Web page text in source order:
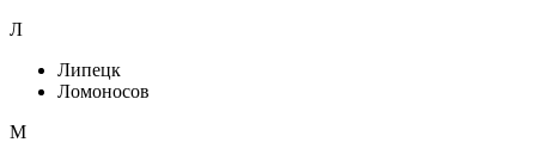
Л
Липецк
Ломоносов
М